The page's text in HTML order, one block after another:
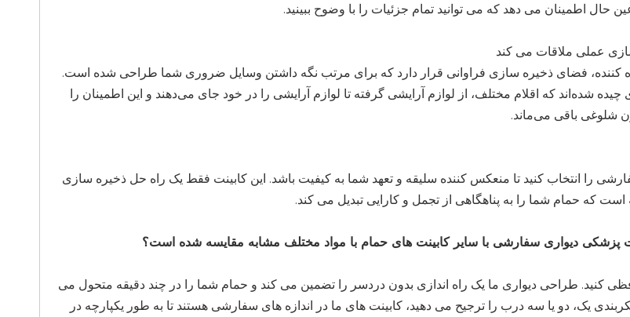
حال اطمینان می دهد که می توانید تمام جزئیات را با وضوح ببینید.
عملی ملاقات می کند
کننده، فضای ذخیره سازی فراوانی قرار دارد که برای مرتب نگه داشتن وسایل ضروری شما طراحی شده است.
شده‌اند که اقلام مختلف، از لوازم آرایشی گرفته تا لوازم آرایشی را در خود جای می‌دهند و این اطمینان را
شلوغی باقی می‌ماند.
را انتخاب کنید تا منعکس کننده سلیقه و تعهد شما به کیفیت باشد. این کابینت فقط یک راه حل ذخیره سازی
است که حمام شما را به پناهگاهی از تجمل و کارایی تبدیل می کند.
پزشکی دیواری سفارشی با سایر کابینت های حمام با مواد مختلف مشابه مقایسه شده است؟
کنید. طراحی دیواری ما یک راه اندازی بدون دردسر را تضمین می کند و حمام شما را در چند دقیقه متحول می
یک، دو یا سه درب را ترجیح می دهید، کابینت های ما در اندازه های سفارشی هستند تا به طور یکپارچه در